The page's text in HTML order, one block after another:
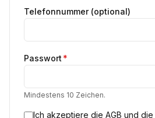
Telefonnummer (optional)
Passwort *
Mindestens 10 Zeichen.
Ich akzeptiere die AGB und die